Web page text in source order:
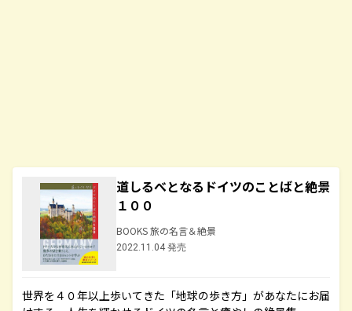
道しるべとなるドイツのことばと絶景
１００
BOOKS 旅の名言＆絶景
2022.11.04 発売
世界を４０年以上歩いてきた「地球の歩き方」があなたにお届